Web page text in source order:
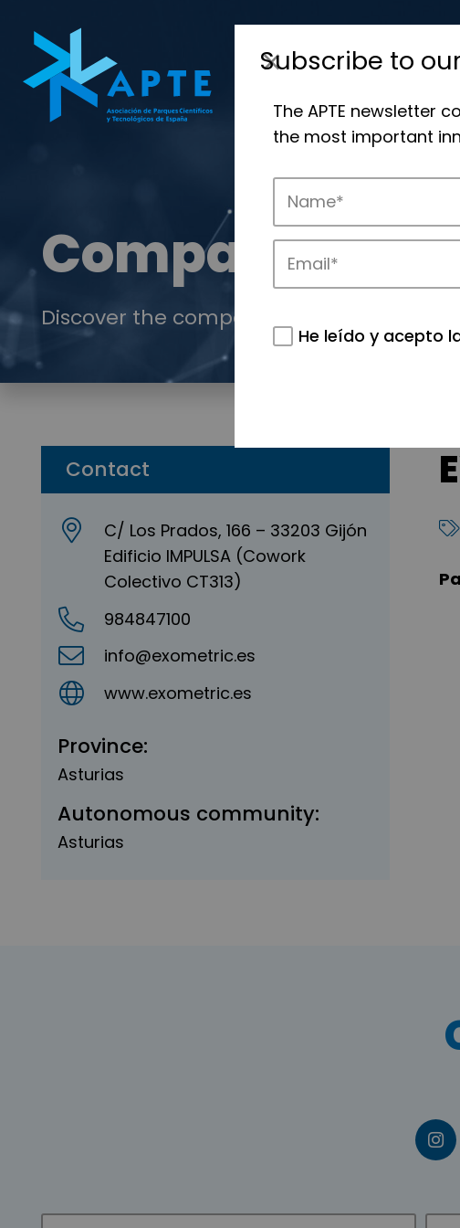
Companies
Discover the companies that drive
Contact
C/ Los Prados, 166 – 33203 Gijón
Edificio IMPULSA (Cowork
Colectivo CT313)
984847100
info@exometric.es
www.exometric.es
Province:
Asturias
Autonomous community:
Asturias
Subscribe to
The APTE newsletter
the most important
He leído y acepto